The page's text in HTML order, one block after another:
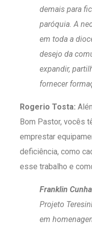
demais para
paróquia. A
em toda a
desejo da
expandir,
fornecer
Rogerio Tosta:
Bom Pastor, vocês
emprestar
deficiência, como
esse trabalho e
Franklin
Projeto
em